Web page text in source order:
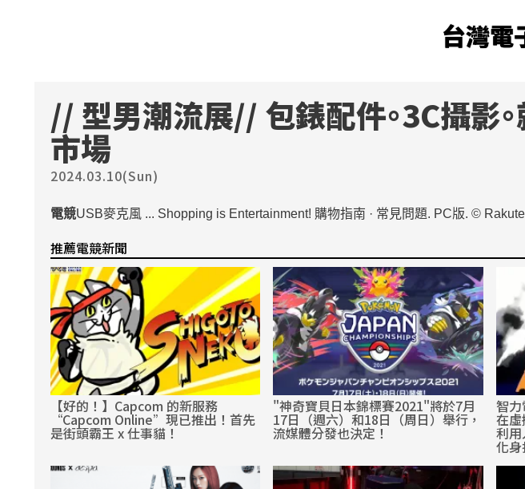
台灣電
// 型男潮流展// 包錶配件。3C攝影
市場
2024.03.10(Sun)
電競USB麥克風 ... Shopping is Entertainment! 購物指南 · 常見問題. PC版. ©
推薦電競新聞
【好的！】Capcom 的新服務
“Capcom Online”現已推出！首先
是街頭霸王 x 仕事貓！
"神奇寶貝日本錦標賽2021"將於7月
17日（週六）和18日（周日）舉行，
流媒體分發也決定！
智
在
利
化